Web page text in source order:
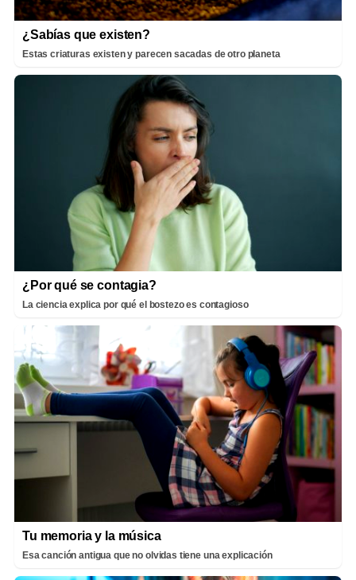
¿Sabías que existen?
Estas criaturas existen y parecen sacadas de otro planeta
¿Por qué se contagia?
La ciencia explica por qué el bostezo es contagioso
Tu memoria y la música
Esa canción antigua que no olvidas tiene una explicación